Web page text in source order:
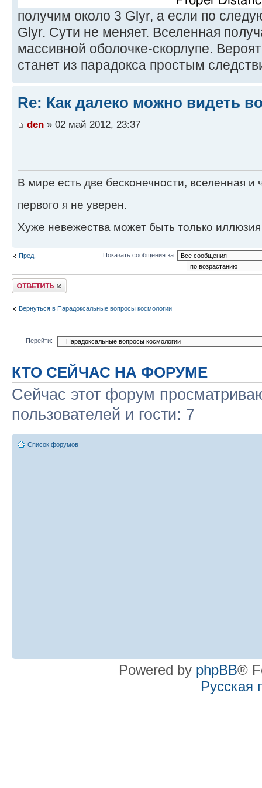
получим около 3 Glyr, а если по
Glyr. Сути не меняет. Вселенная
массивной оболочке-скорлупе.
станет из парадокса простым
Re: Как далеко можно видеть
den » 02 май 2012, 23:37
В мире есть две бесконечности, вселенная и
первого я не уверен.
Хуже невежества может быть только
Пред. Показать сообщения за:
Ответить
Вернуться в Парадоксальные вопросы космологии
Перейти:
КТО СЕЙЧАС НА ФОРУМЕ
Сейчас этот форум
пользователей и гости: 7
Список форумов
Powered by phpBB®
Русская